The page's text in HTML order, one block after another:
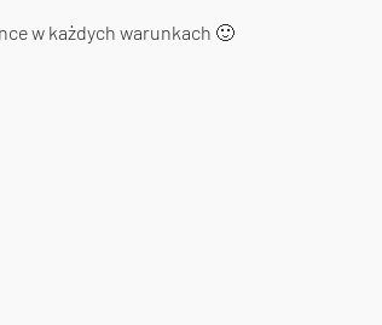
w każdych warunkach 🙂